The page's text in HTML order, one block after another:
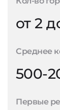
от 2
Среднее
500-
Первые